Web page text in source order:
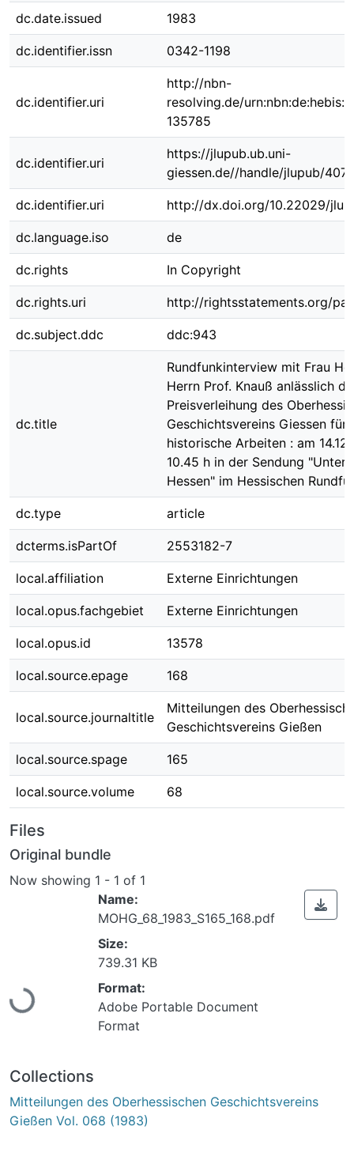
dc.date.issued 1983
dc.identifier.issn 0342-1198
dc.identifier.uri
http://nbn-
resolving.de/
135785
dc.identifier.uri
https://jlupub.ub.uni-
giessen.de//handle/jlupub/
dc.identifier.uri http://dx.doi.org/10.22029/
dc.language.iso de
dc.rights In Copyright
dc.rights.uri http://rightsstatements.org/
dc.subject.ddc ddc:943
dc.title
Rundfunkinterview mit Frau
Herrn Prof. Knauß anlässlich
Preisverleihung des
Geschichtsvereins Giessen für
historische Arbeiten : am
10.45 h in der Sendung
Hessen" im Hessischen
dc.type article
dcterms.isPartOf 2553182-7
local.affiliation Externe Einrichtungen
local.opus.fachgebiet Externe Einrichtungen
local.opus.id 13578
local.source.epage 168
local.source.journaltitle
Mitteilungen des
Geschichtsvereins Gießen
local.source.spage 165
local.source.volume 68
Files
Original bundle
Now showing 1 - 1 of 1
Loading...
Name:
MOHG_68_1983_S165_168.pdf
Size:
739.31 KB
Format:
Adobe Portable Document
Format
Collections
Mitteilungen des Oberhessischen Geschichtsvereins
Gießen Vol. 068 (1983)